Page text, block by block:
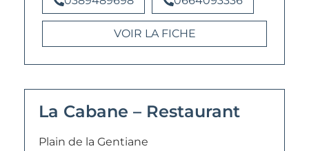
VOIR LA FICHE
La Cabane – Restaurant
Plain de la Gentiane